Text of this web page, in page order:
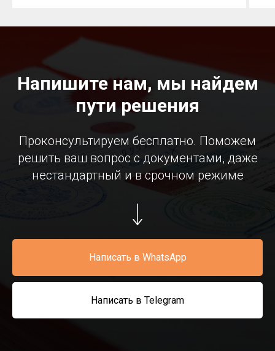
Напишите нам, мы найдем
пути решения
Проконсультируем бесплатно. Поможем
решить ваш вопрос с документами, даже
нестандартный и в срочном режиме
Написать в WhatsApp
Написать в Telegram